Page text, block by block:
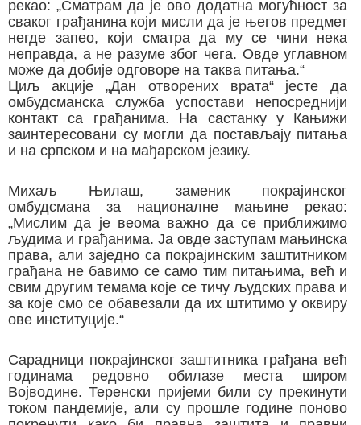
рекао: „Сматрам да је ово додатна могућност за
сваког грађанина који мисли да је његов предмет
негде запео, који сматра да му се чини нека
неправда, а не разуме због чега. Овде углавном
може да добије одговоре на таква питања.“
Циљ акције „Дан отворених врата“ јесте да
омбудсманска служба успостави непосреднији
контакт са грађанима. На састанку у Кањижи
заинтересовани су могли да постављају питања
и на српском и на мађарском језику.
Михаљ Њилаш, заменик покрајинског
омбудсмана за националне мањине рекао:
„Мислим да је веома важно да се приближимо
људима и грађанима. Ја овде заступам мањинска
права, али заједно са покрајинским заштитником
грађана не бавимо се само тим питањима, већ и
свим другим темама које се тичу људских права и
за које смо се обавезали да их штитимо у оквиру
ове институције.“
Сарадници покрајинског заштитника грађана већ
годинама редовно обилазе места широм
Војводине. Теренски пријеми били су прекинути
током пандемије, али су прошле године поново